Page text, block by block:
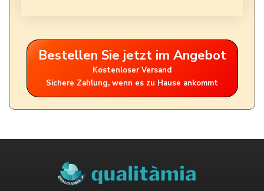
Bestellen Sie jetzt im Angebot
Kostenloser Versand
Sichere Zahlung, wenn es zu Hause ankommt